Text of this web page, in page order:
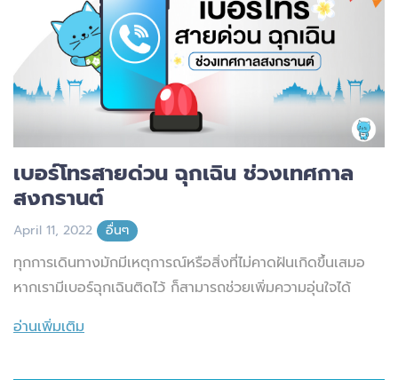
เบอร์โทรสายด่วน ฉุกเฉิน ช่วงเทศกาล
สงกรานต์
April 11, 2022 อื่นๆ
ทุกการเดินทางมักมีเหตุการณ์หรือสิ่งที่ไม่คาดฝันเกิดขึ้นเสมอ
หากเรามีเบอร์ฉุกเฉินติดไว้ ก็สามารถช่วยเพิ่มความอุ่นใจได้
อ่านเพิ่มเติม